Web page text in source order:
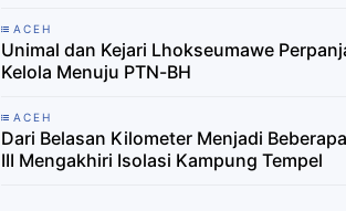
ACEH
Unimal dan Kejari Lhokseumawe
Kelola Menuju PTN-BH
ACEH
Dari Belasan Kilometer Menjadi
III Mengakhiri Isolasi Kampung Tempel